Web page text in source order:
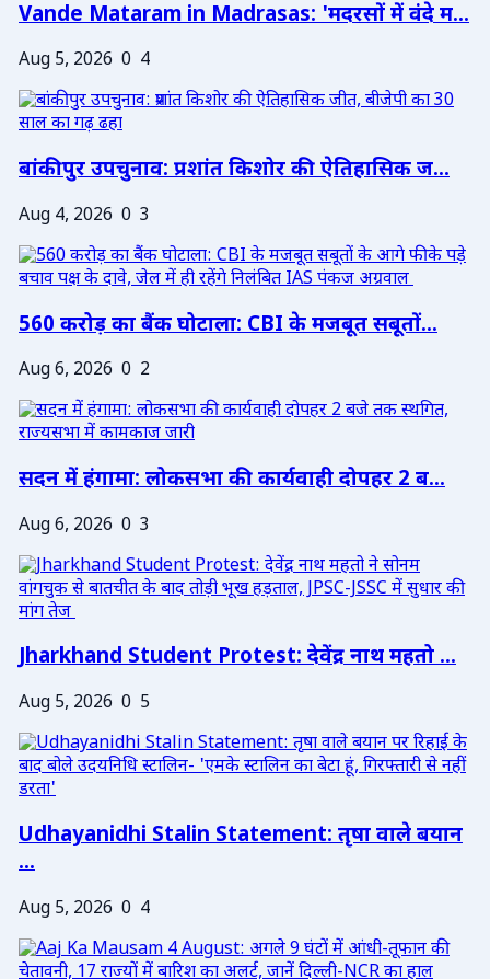
Vande Mataram in Madrasas: 'मदरसों में वंदे म...
Aug 5, 2026 0 4
बांकीपुर उपचुनाव: प्रशांत किशोर की ऐतिहासिक ज...
Aug 4, 2026 0 3
560 करोड़ का बैंक घोटाला: CBI के मजबूत सबूतों...
Aug 6, 2026 0 2
सदन में हंगामा: लोकसभा की कार्यवाही दोपहर 2 ब...
Aug 6, 2026 0 3
Jharkhand Student Protest: देवेंद्र नाथ महतो ...
Aug 5, 2026 0 5
Udhayanidhi Stalin Statement: तृषा वाले बयान
...
Aug 5, 2026 0 4